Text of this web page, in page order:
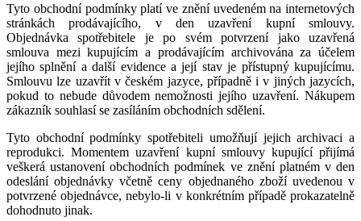
Tyto obchodní podmínky platí ve znění uvedeném na internetových
stránkách prodávajícího, v den uzavření kupní smlouvy.
Objednávka spotřebitele je po svém potvrzení jako uzavřená
smlouva mezi kupujícím a prodávajícím archivována za účelem
jejího splnění a další evidence a její stav je přístupný kupujícímu.
Smlouvu lze uzavřít v českém jazyce, případně i v jiných jazycích,
pokud to nebude důvodem nemožnosti jejího uzavření. Nákupem
zákazník souhlasí se zasíláním obchodních sdělení.
Tyto obchodní podmínky spotřebiteli umožňují jejich archivaci a
reprodukci. Momentem uzavření kupní smlouvy kupující přijímá
veškerá ustanovení obchodních podmínek ve znění platném v den
odeslání objednávky včetně ceny objednaného zboží uvedenou v
potvrzené objednávce, nebylo-li v konkrétním případě prokazatelně
dohodnuto jinak.